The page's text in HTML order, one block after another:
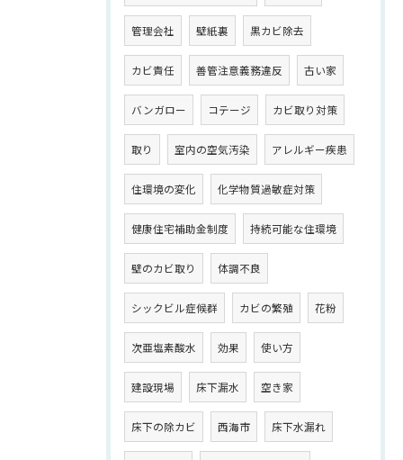
管理会社 壁紙裏 黒カビ除去
カビ責任 善管注意義務違反 古い家
バンガロー コテージ カビ取り対策
取り 室内の空気汚染 アレルギー疾患
住環境の変化 化学物質過敏症対策
健康住宅補助金制度 持続可能な住環境
壁のカビ取り 体調不良
シックビル症候群 カビの繁殖 花粉
次亜塩素酸水 効果 使い方
建設現場 床下漏水 空き家
床下の除カビ 西海市 床下水漏れ